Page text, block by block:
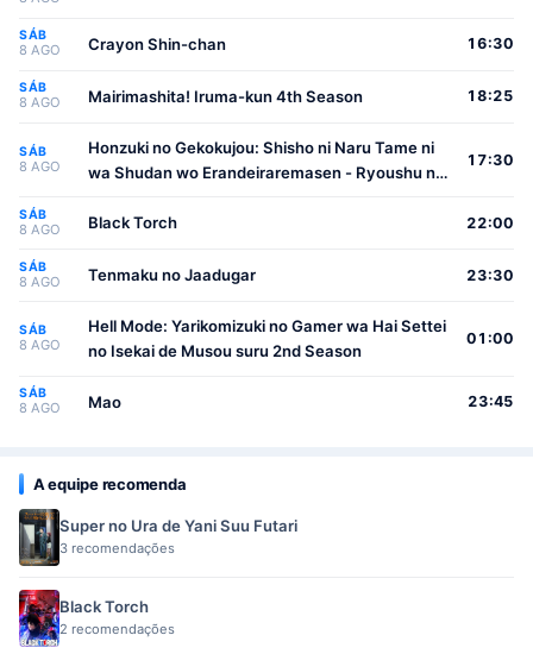
SÁB
8 AGO Crayon Shin-chan 16:30
SÁB
8 AGO Mairimashita! Iruma-kun 4th Season 18:25
SÁB
8 AGO
Honzuki no Gekokujou: Shisho ni Naru Tame ni
wa Shudan wo Erandeiraremasen - Ryoushu no
17:30
SÁB
8 AGO Black Torch 22:00
SÁB
8 AGO Tenmaku no Jaadugar 23:30
SÁB
8 AGO
Hell Mode: Yarikomizuki no Gamer wa Hai Settei
no Isekai de Musou suru 2nd Season
01:00
SÁB
8 AGO Mao 23:45
A equipe recomenda
Super no Ura de Yani Suu Futari
3 recomendações
Black Torch
2 recomendações